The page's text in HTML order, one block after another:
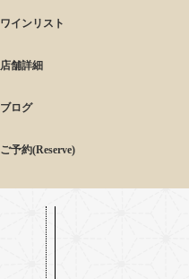
ワインリスト
店舗詳細
ブログ
ご予約(Reserve)